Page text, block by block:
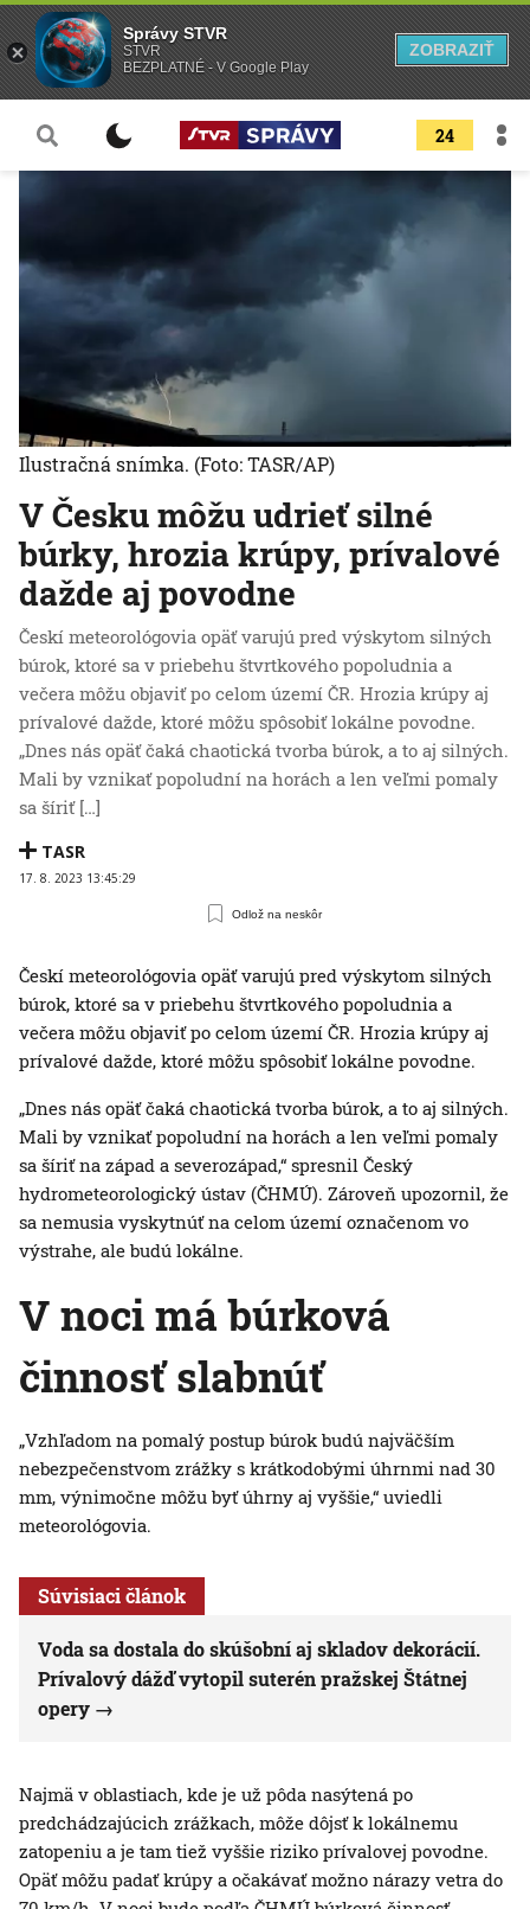
24
V Česku môžu udrieť silné
búrky, hrozia krúpy, prívalové
dažde aj povodne
Českí meteorológovia opäť varujú pred výskytom silných
búrok, ktoré sa v priebehu štvrtkového popoludnia a
večera môžu objaviť po celom území ČR. Hrozia krúpy aj
prívalové dažde, ktoré môžu spôsobiť lokálne povodne.
„Dnes nás opäť čaká chaotická tvorba búrok, a to aj silných.
Mali by vznikať popoludní na horách a len veľmi pomaly
sa šíriť […]
TASR
17. 8. 2023 13:45:29
Odlož na neskôr
Ilustračná snímka. (Foto: TASR/AP)
Českí meteorológovia opäť varujú pred výskytom silných
búrok, ktoré sa v priebehu štvrtkového popoludnia a
večera môžu objaviť po celom území ČR. Hrozia krúpy aj
prívalové dažde, ktoré môžu spôsobiť lokálne povodne.
„Dnes nás opäť čaká chaotická tvorba búrok, a to aj silných.
Mali by vznikať popoludní na horách a len veľmi pomaly
sa šíriť na západ a severozápad,“ spresnil Český
hydrometeorologický ústav (ČHMÚ). Zároveň upozornil, že
sa nemusia vyskytnúť na celom území označenom vo
výstrahe, ale budú lokálne.
V noci má búrková
činnosť slabnúť
„Vzhľadom na pomalý postup búrok budú najväčším
nebezpečenstvom zrážky s krátkodobými úhrnmi nad 30
mm, výnimočne môžu byť úhrny aj vyššie,“ uviedli
meteorológovia.
Súvisiaci článok
Voda sa dostala do skúšobní aj skladov dekorácií.
Prívalový dážď vytopil suterén pražskej Štátnej
opery
Najmä v oblastiach, kde je už pôda nasýtená po
predchádzajúcich zrážkach, môže dôjsť k lokálnemu
zatopeniu a je tam tiež vyššie riziko prívalovej povodne.
Opäť môžu padať krúpy a očakávať možno nárazy vetra do
Správy STVR
STVR
BEZPLATNÉ - V Google Play
ZOBRAZIŤ